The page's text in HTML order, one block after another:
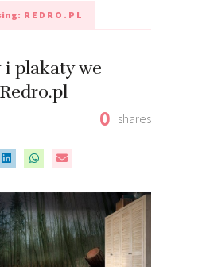
REDRO.PL
plakaty we
0 shares